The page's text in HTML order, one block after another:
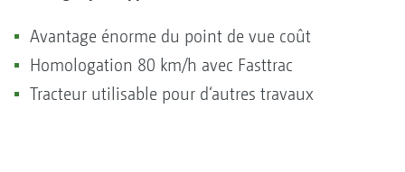
Avantage énorme du point de vue coût
Homologation 80 km/h avec Fasttrac
Tracteur utilisable pour d‘autres travaux